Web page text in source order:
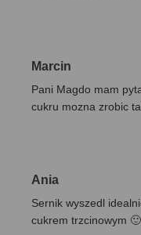
Marcin
Pani Magdo mam
cukru mozna zrobic
Ania
Sernik wyszedl
cukrem trzcinowym 🙂